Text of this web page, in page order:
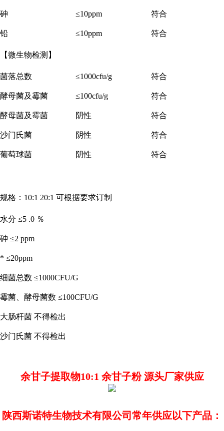
砷 ≤10ppm 符合
铅 ≤10ppm 符合
【微生物检测】
菌落总数 ≤1000cfu/g 符合
酵母菌及霉菌 ≤100cfu/g 符合
酵母菌及霉菌 阴性 符合
沙门氏菌 阴性 符合
葡萄球菌 阴性 符合
规格： 10:1 20:1 可根据要求订制
水分 ≤5 .0 ％
砷 ≤2 ppm
* ≤20ppm
细菌总数 ≤1000CFU/G
霉菌、酵母菌数 ≤100CFU/G
大肠杆菌 不得检出
沙门氏菌 不得检出
余甘子提取物10:1 余甘子粉 源头厂家供应
陕西斯诺特生物技术有限公司常年供应以下产品：